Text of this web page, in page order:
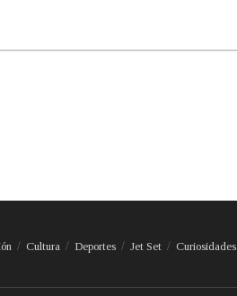
Cultura Deportes Jet Set Curiosidades